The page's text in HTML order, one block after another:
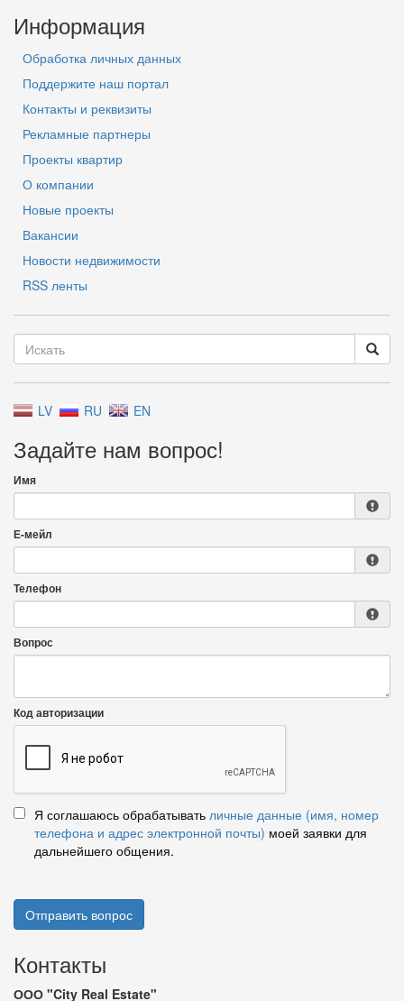
Информация
Обработка личных данных
Поддержите наш портал
Контакты и реквизиты
Рекламные партнеры
Проекты квартир
О компании
Новые проекты
Вакансии
Новости недвижимости
RSS ленты
LV RU EN
Задайте нам вопрос!
Имя
Е-мейл
Телефон
Вопрос
Код авторизации
Я соглашаюсь обрабатывать личные данные (имя, номер
телефона и адрес электронной почты) моей заявки для
дальнейшего общения.
Отправить вопрос
Контакты
ООО "City Real Estate"